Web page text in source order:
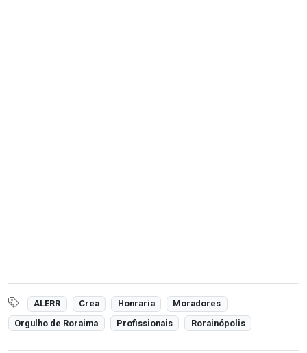
ALERR Crea Honraria
Moradores
Orgulho de Roraima
Profissionais Rorainópolis